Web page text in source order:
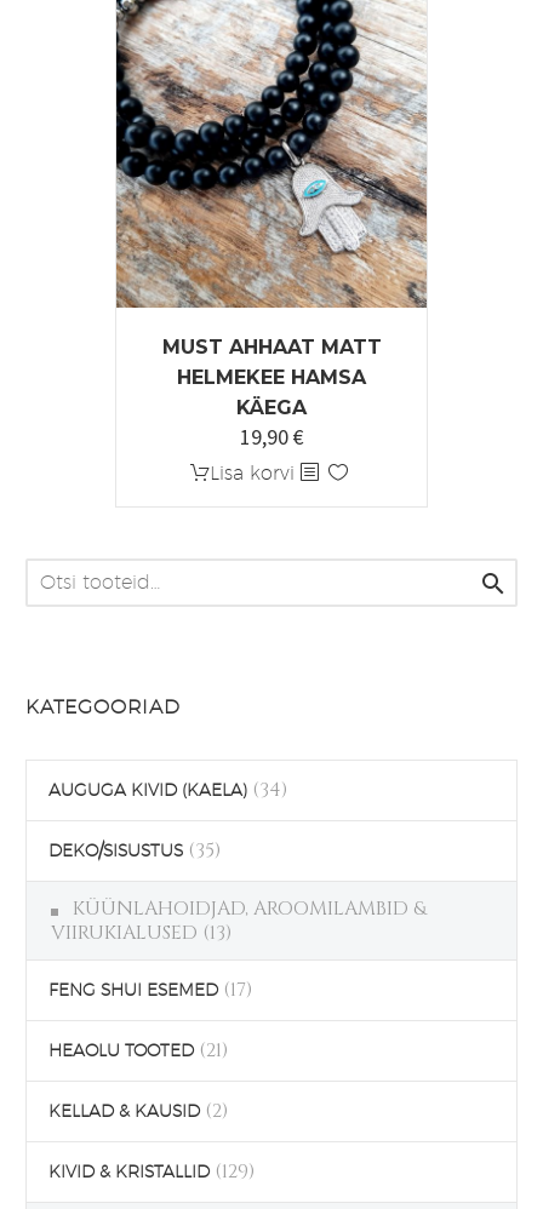
saab
teha
tootelehel.
MUST AHHAAT MATT
HELMEKEE HAMSA
KÄEGA
19,90€
Lisa korvi

KATEGOORIAD
AUGUGA KIVID (KAELA) (34)
DEKO/SISUSTUS (35)
KÜÜNLAHOIDJAD, AROOMILAMBID &
VIIRUKIALUSED (13)
FENG SHUI ESEMED (17)
HEAOLU TOOTED (21)
KELLAD & KAUSID (2)
KIVID & KRISTALLID (129)